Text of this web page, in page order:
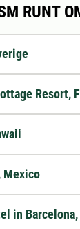
RUNT
Resort,
Mexico
in